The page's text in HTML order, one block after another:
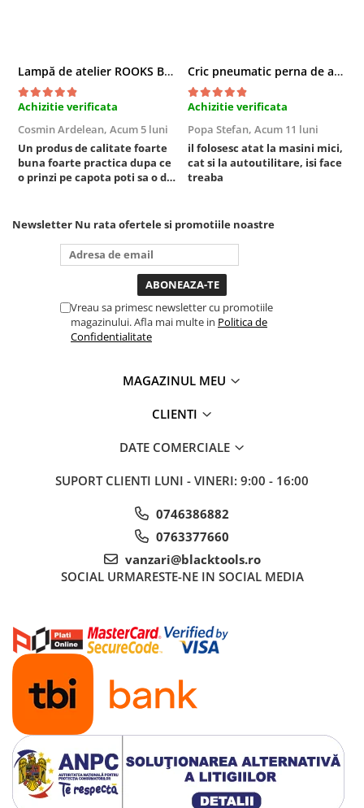
Sistem Vibro-Power
Sisteme de ridicare si sustinere
Cricuri Hidraulice
Surubelnite Si Biti
Truse de biti
Vulcanizare
Masini de dejantat roti
Masini de echilibrat roti
Scule Vulcanizare
Lampă de atelier ROOKS B2 HYBRID pentru capotă, 2000 lumeni, 5000 mAh
Achizitie verificata
Cosmin Ardelean, Acum 5 luni
Un produs de calitate foarte
buna foarte practica dupa ce
o prinzi pe capota poti sa o dai
puternica si de la baterie care
tine destul de mult dar daca o
bagi la priza nu mai ai treaba
toata ziua ,ce...
Cric pneumatic perna de aer cu inaltator 6T
Achizitie verificata
Popa Stefan, Acum 11 luni
il folosesc atat la masini mici,
cat si la autoutilitare, isi face
treaba
Newsletter Nu rata ofertele si promotiile noastre
Vreau sa primesc newsletter cu promotiile
magazinului. Afla mai multe in Politica de
Confidentialitate
MAGAZINUL MEU
CLIENTI
DATE COMERCIALE
SUPORT CLIENTI LUNI - VINERI: 9:00 - 16:00
0746386882
0763377660
vanzari@blacktools.ro
SOCIAL URMARESTE-NE IN SOCIAL MEDIA